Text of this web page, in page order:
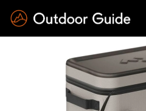
Drücken Sie die